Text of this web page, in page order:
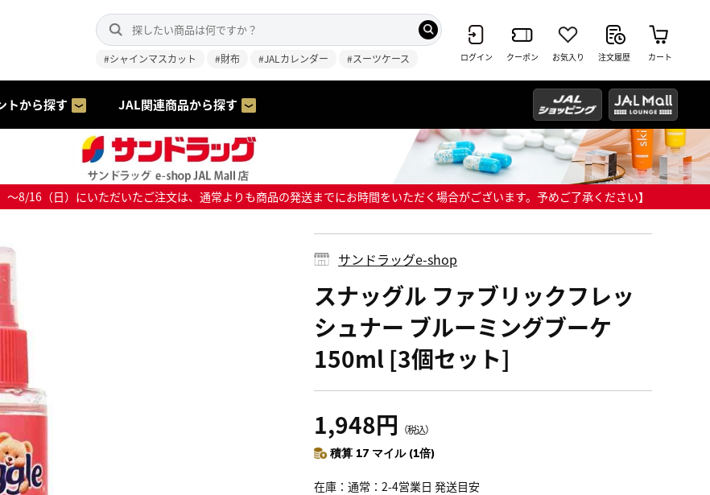
#シャインマスカット #財布 #JALカレンダー #スーツケース ログイン クーポン お気入り 注文履歴 カート
トから探す JAL関連商品から探す
8/16（日）にいただいたご注文は、通常よりも商品の発送までにお時間をいただく場合がございます。予めご了承ください】
サンドラッグe-shop
スナッグル ファブリックフレッ
シュナー ブルーミングブーケ
150ml [3個セット]
1,948円 （税込）
積算 17 マイル (1倍)
在庫 通常：2-4営業日 発送目安